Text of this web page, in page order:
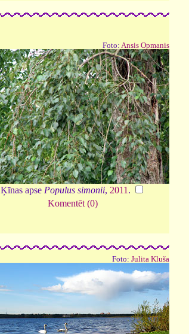
Foto: Ansis Opmanis
Ķīnas apse Populus simonii, 2011 .
Komentēt (0)
Foto: Julita Kluša